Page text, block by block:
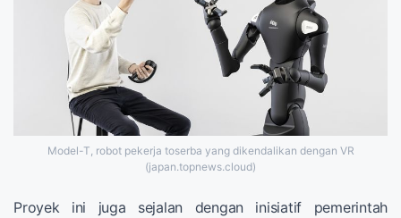
Model-T, robot pekerja toserba yang dikendalikan dengan VR
(japan.topnews.cloud)
Proyek ini juga sejalan dengan inisiatif pemerintah